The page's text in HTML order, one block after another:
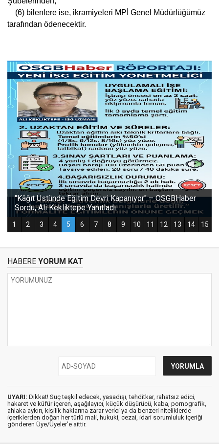
(6) bilenlere ise, ikramiyeleri MPİ Genel Müdürlüğümüz
tarafından ödenecektir.
HABERE YORUM KAT
UYARI: Dikkat! Suç teşkil edecek, yasadışı, tehditkar, rahatsız edici,
hakaret ve küfür içeren, aşağılayıcı, küçük düşürücü, kaba, pornografik,
ahlaka aykırı, kişilik haklarına zarar verici ya da benzeri niteliklerde
içeriklerden doğan her türlü mali, hukuki, cezai, idari sorumluluk içeriği
gönderen Üye/Üyeler’e aittir.